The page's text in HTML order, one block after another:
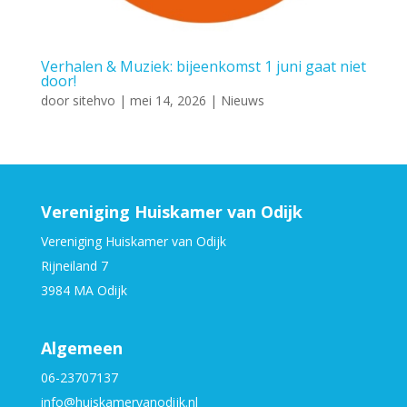
Verhalen & Muziek: bijeenkomst 1 juni gaat niet
door!
door sitehvo | mei 14, 2026 | Nieuws
Vereniging Huiskamer van Odijk
Vereniging Huiskamer van Odijk
Rijneiland 7
3984 MA Odijk
Algemeen
06-23707137
info@huiskamervanodijk.nl